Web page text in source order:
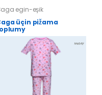
egin-eşik
üçin pižama